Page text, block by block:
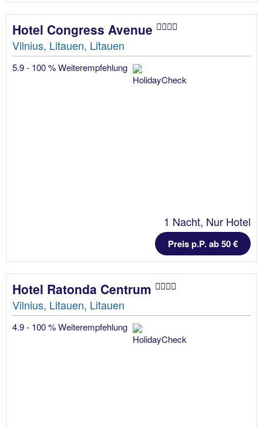
Hotel Congress Avenue
Vilnius, Litauen, Litauen
5.9 - 100 % Weiterempfehlung
1 Nacht, Nur Hotel
Preis p.P. ab 50 €
Hotel Ratonda Centrum
Vilnius, Litauen, Litauen
4.9 - 100 % Weiterempfehlung